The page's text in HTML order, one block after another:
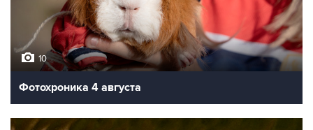
10
Фотохроника 4 августа